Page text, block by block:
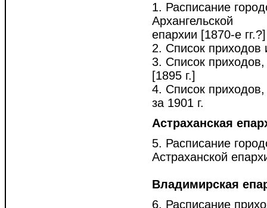
1. Расписание
Архангельской
епархии [1870-е гг.?]
2. Список приходов
3. Список
[1895 г.]
4. Список
за 1901 г.
Астраханская
5. Расписание
Астраханской
Владимирская
6. Расписание